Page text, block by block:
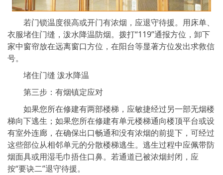
若门锁温度很高或开门有浓烟，应退守待援。用床单、
衣服堵住门缝，泼水降温防烟。拨打“119”通报方位，卸下
家中窗帘放在远离窗口方位，在阳台等显著方位发出求救信
号。
堵住门缝 泼水降温
第三步：有烟镇定应对
如果您所在修建有两部楼梯，应敏捷经过另一部无烟楼
梯向下逃生；如果您所在修建有单元楼梯通向楼顶平台或设
有室外连廊，在确保出口畅通和没有浓烟的前提下，可经过
这些部位从相邻单元的分散楼梯逃生。逃生过程中应佩带防
烟面具或用湿毛巾捂住口鼻。若通道已被浓烟封闭，应
按“要诀二”退守待援。